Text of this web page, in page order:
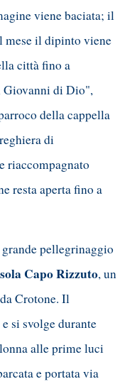
viene baciata; il
mese il dipinto viene
città fino a
Giovanni di Dio",
della cappella
di
riaccompagnato
resta aperta fino a
pellegrinaggio
Capo Rizzuto, un
Crotone. Il
si svolge durante
alle prime luci
e portata via